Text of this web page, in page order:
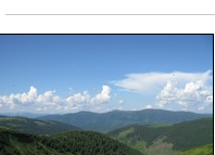
Лічільник відвідувачів